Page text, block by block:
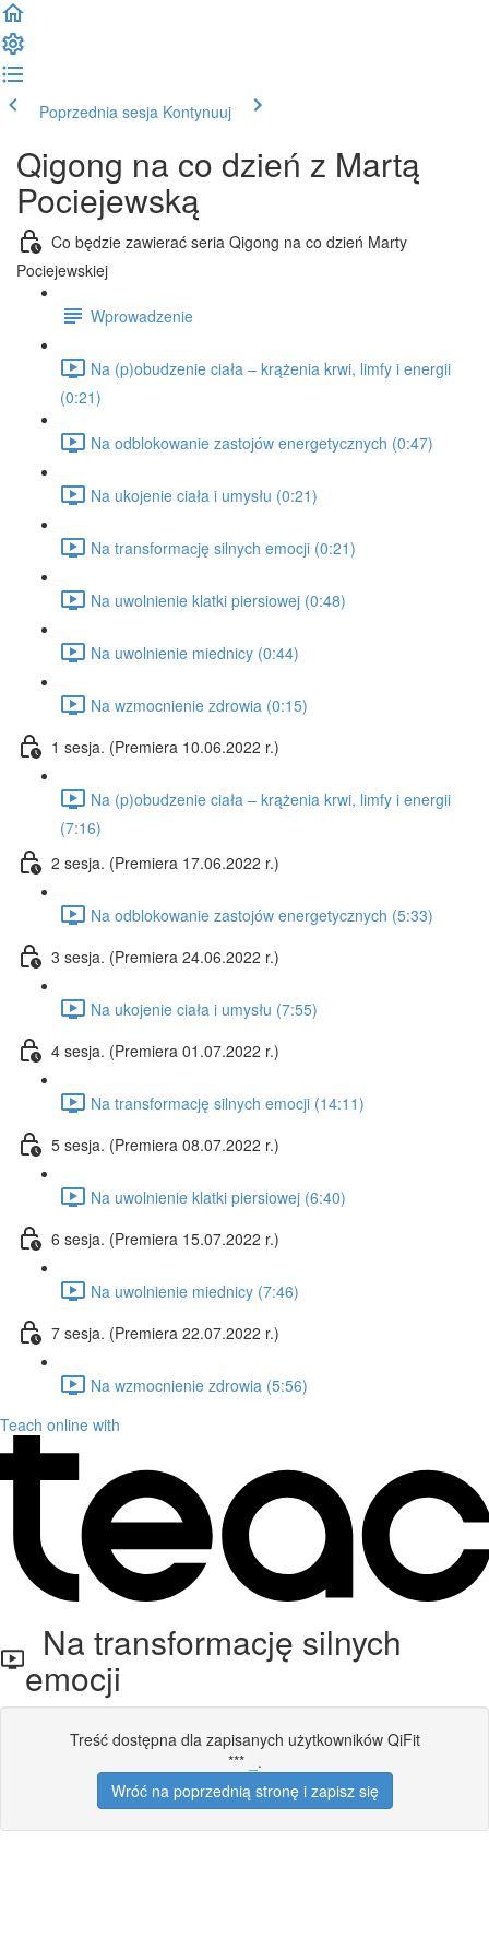
Poprzednia sesja Kontynuuj
Qigong na co dzień z Martą
Pociejewską
Co będzie zawierać seria Qigong na co dzień Marty
Pociejewskiej
Wprowadzenie
Na (p)obudzenie ciała – krążenia krwi, limfy i energii
(0:21)
Na odblokowanie zastojów energetycznych (0:47)
Na ukojenie ciała i umysłu (0:21)
Na transformację silnych emocji (0:21)
Na uwolnienie klatki piersiowej (0:48)
Na uwolnienie miednicy (0:44)
Na wzmocnienie zdrowia (0:15)
1 sesja. (Premiera 10.06.2022 r.)
Na (p)obudzenie ciała – krążenia krwi, limfy i energii
(7:16)
2 sesja. (Premiera 17.06.2022 r.)
Na odblokowanie zastojów energetycznych (5:33)
3 sesja. (Premiera 24.06.2022 r.)
Na ukojenie ciała i umysłu (7:55)
4 sesja. (Premiera 01.07.2022 r.)
Na transformację silnych emocji (14:11)
5 sesja. (Premiera 08.07.2022 r.)
Na uwolnienie klatki piersiowej (6:40)
6 sesja. (Premiera 15.07.2022 r.)
Na uwolnienie miednicy (7:46)
7 sesja. (Premiera 22.07.2022 r.)
Na wzmocnienie zdrowia (5:56)
Teach online with
Na transformację silnych
emocji
Treść dostępna dla zapisanych użytkowników QiFit
***
.
Wróć na poprzednią stronę i zapisz się